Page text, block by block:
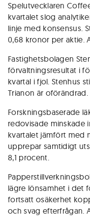
Spelutvecklaren
kvartalet slog
linje med konsensus.
0,68 kronor per aktie.
Fastighetsbolagen
förvaltningsresultat i
kvartal i fjol. Stenhus
Trianon är oförändrad.
Forskningsbaserade
redovisade minskade
kvartalet jämfört med
upprepar samtidigt
8,1 procent.
lägre lönsamhet i det
fortsatt osäkerhet
och svag efterfrågan.